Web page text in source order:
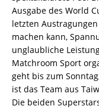
Ausgabe des World
letzten
machen kann,
unglaubliche
Matchroom Sport
geht bis zum
ist das Team aus
Die beiden